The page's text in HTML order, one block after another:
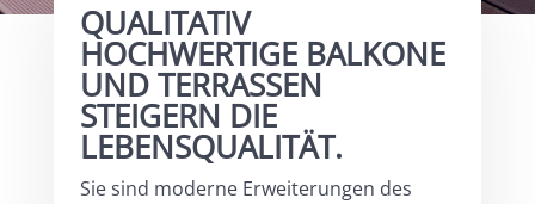
QUALITATIV
HOCHWERTIGE BALKONE
UND TERRASSEN
STEIGERN DIE
LEBENSQUALITÄT.
Sie sind moderne Erweiterungen des